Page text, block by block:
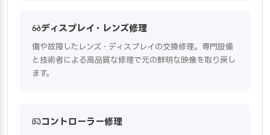
ディスプレイ・レンズ修理
傷や故障したレンズ・ディスプレイの交換修理。専門設備
と技術者による高品質な修理で元の鮮明な映像を取り戻し
ます。
コントローラー修理